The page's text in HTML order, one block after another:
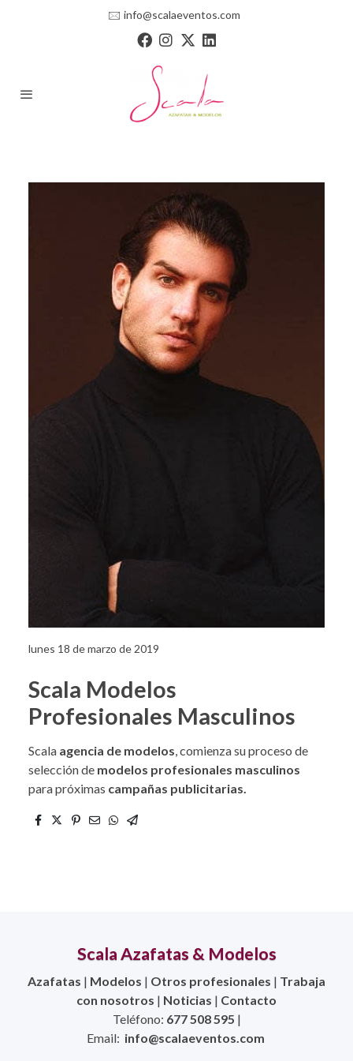
🖂 info@scalaeventos.com
lunes 18 de marzo de 2019
Scala Modelos
Profesionales Masculinos
Scala agencia de modelos , comienza su proceso de
selección de modelos profesionales masculinos
para próximas campañas publicitarias.
Scala Azafatas & Modelos
Azafatas | Modelos | Otros profesionales | Trabaja
con nosotros | Noticias | Contacto
Teléfono: 677 508 595 |
Email: info@scalaeventos.com